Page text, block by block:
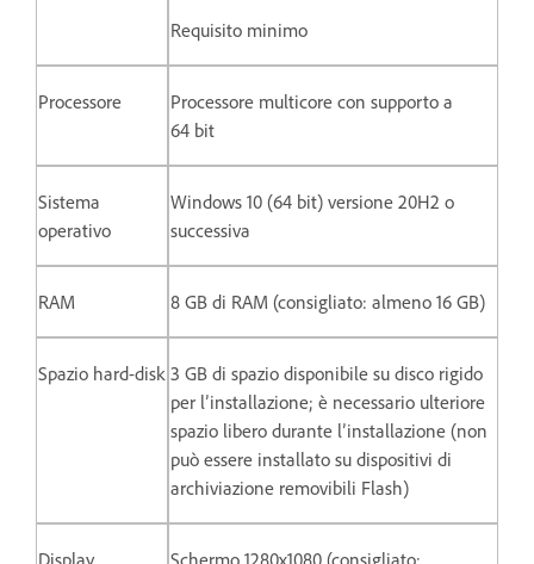
Requisito minimo
Processore
Processore multicore con supporto a
64 bit
Sistema
operativo
Windows 10 (64 bit) versione 20H2 o
successiva
RAM 8 GB di RAM (consigliato: almeno 16 GB)
Spazio hard-disk 3 GB di spazio disponibile su disco rigido
per l’installazione; è necessario ulteriore
spazio libero durante l’installazione (non
può essere installato su dispositivi di
archiviazione removibili Flash)